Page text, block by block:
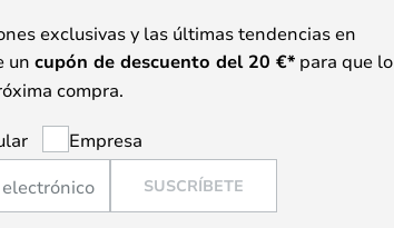
exclusivas y las últimas tendencias en
un cupón de descuento del 20 €*para que lo
compra.
Empresa
SUSCRÍBETE